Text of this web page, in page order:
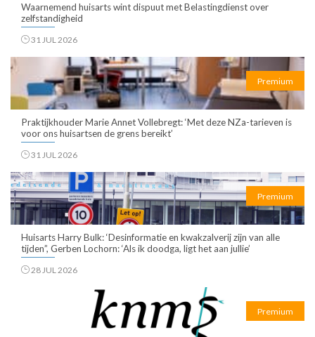
Waarnemend huisarts wint dispuut met Belastingdienst over
zelfstandigheid
31 JUL 2026
Premium
Praktijkhouder Marie Annet Vollebregt: ‘Met deze NZa-tarieven is
voor ons huisartsen de grens bereikt’
31 JUL 2026
Premium
Huisarts Harry Bulk: ‘Desinformatie en kwakzalverij zijn van alle
tijden”, Gerben Lochorn: ‘Als ik doodga, ligt het aan jullie’
28 JUL 2026
Premium